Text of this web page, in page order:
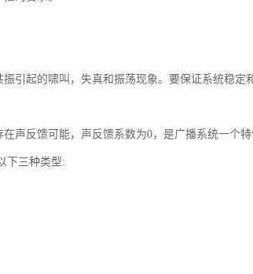
引起的啸叫，失真和振荡现象。要保证系统稳定
声反馈可能，声反馈系数为0，是广播系统一个特
下三种类型: